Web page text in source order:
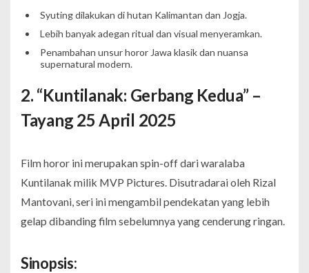
Syuting dilakukan di hutan Kalimantan dan Jogja.
Lebih banyak adegan ritual dan visual menyeramkan.
Penambahan unsur horor Jawa klasik dan nuansa
supernatural modern.
2. “Kuntilanak: Gerbang Kedua” –
Tayang 25 April 2025
Film horor ini merupakan spin-off dari waralaba
Kuntilanak milik MVP Pictures. Disutradarai oleh Rizal
Mantovani, seri ini mengambil pendekatan yang lebih
gelap dibanding film sebelumnya yang cenderung ringan.
Sinopsis: